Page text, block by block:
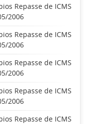
Repasse de ICMS
2006
Repasse de ICMS
2006
Repasse de ICMS
2006
Repasse de ICMS
2006
Repasse de ICMS